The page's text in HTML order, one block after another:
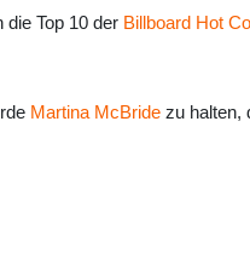
die Top 10 der Billboard Hot
Martina McBride zu halten,